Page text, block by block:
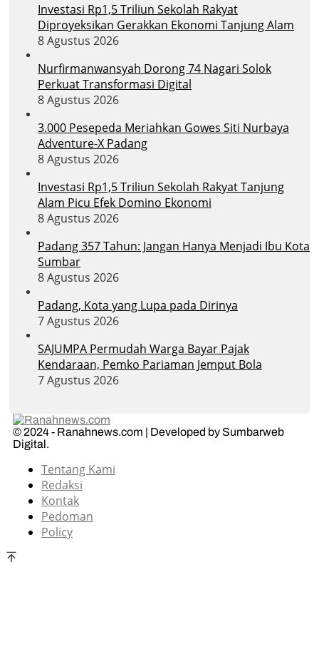
Investasi Rp1,5 Triliun Sekolah Rakyat
Diproyeksikan Gerakkan Ekonomi Tanjung Alam
8 Agustus 2026
Nurfirmanwansyah Dorong 74 Nagari Solok
Perkuat Transformasi Digital
8 Agustus 2026
3.000 Pesepeda Meriahkan Gowes Siti Nurbaya
Adventure-X Padang
8 Agustus 2026
Investasi Rp1,5 Triliun Sekolah Rakyat Tanjung
Alam Picu Efek Domino Ekonomi
8 Agustus 2026
Padang 357 Tahun: Jangan Hanya Menjadi Ibu Kota
Sumbar
8 Agustus 2026
Padang, Kota yang Lupa pada Dirinya
7 Agustus 2026
SAJUMPA Permudah Warga Bayar Pajak
Kendaraan, Pemko Pariaman Jemput Bola
7 Agustus 2026
© 2024 - Ranahnews.com | Developed by Sumbarweb
Digital.
Tentang Kami
Redaksi
Kontak
Pedoman
Policy